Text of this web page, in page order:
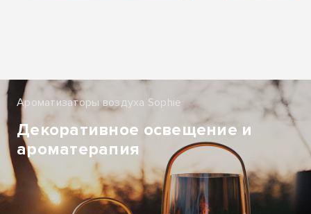
Ароматизаторы воздуха Sophie
Декоративное освещение и
ароматерапия